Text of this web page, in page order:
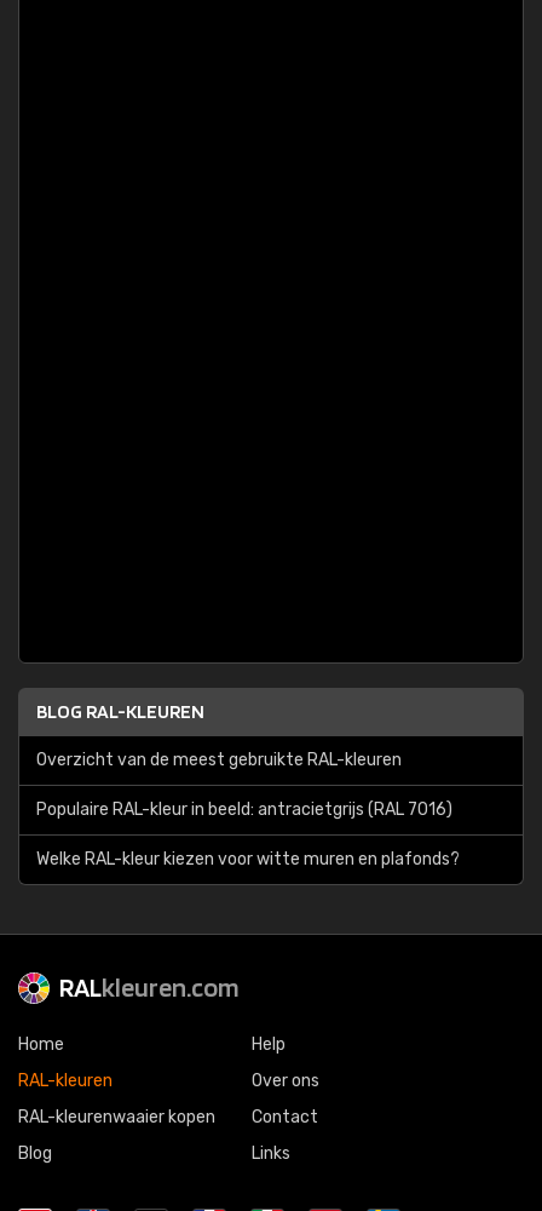
BLOG RAL-KLEUREN
Overzicht van de meest gebruikte RAL-kleuren
Populaire RAL-kleur in beeld: antracietgrijs (RAL 7016)
Welke RAL-kleur kiezen voor witte muren en plafonds?
RALkleuren.com
Home
RAL-kleuren
RAL-kleurenwaaier kopen
Blog
Help
Over ons
Contact
Links